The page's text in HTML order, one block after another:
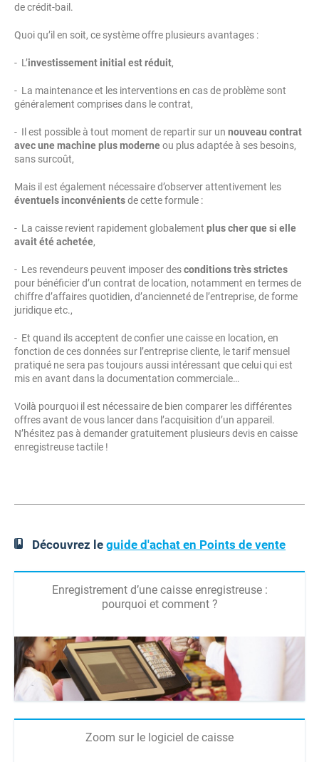
de crédit-bail.
Quoi qu’il en soit, ce système offre plusieurs avantages :
- L’investissement initial est réduit,
- La maintenance et les interventions en cas de problème sont
généralement comprises dans le contrat,
- Il est possible à tout moment de repartir sur un nouveau contrat
avec une machine plus moderneou plus adaptée à ses besoins,
sans surcoût,
Mais il est également nécessaire d’observer attentivement les
éventuels inconvénientsde cette formule :
- La caisse revient rapidement globalement plus cher que si elle
avait été achetée,
- Les revendeurs peuvent imposer desconditions très strictes
pour bénéficier d’un contrat de location, notamment en termes de
chiffre d’affaires quotidien, d’ancienneté de l’entreprise, de forme
juridique etc.,
- Et quand ils acceptent de confier une caisse en location, en
fonction de ces données sur l’entreprise cliente, le tarif mensuel
pratiqué ne sera pas toujours aussi intéressant que celui qui est
mis en avant dans la documentation commerciale…
Voilà pourquoi il est nécessaire de bien comparer les différentes
offres avant de vous lancer dans l’acquisition d’un appareil.
N’hésitez pas à demander gratuitement plusieurs devis en caisse
enregistreuse tactile !
Découvrez leguide d'achat en Points de vente
Enregistrement d’une caisse enregistreuse :
pourquoi et comment ?
Zoom sur le logiciel de caisse